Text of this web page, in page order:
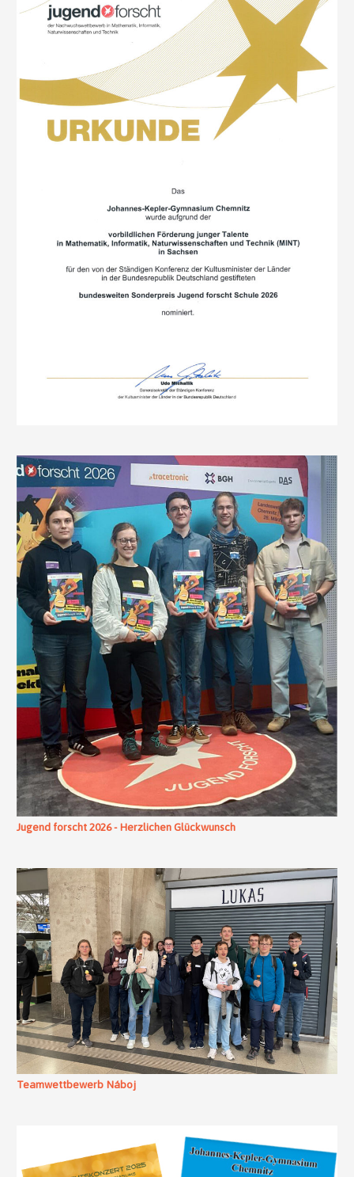
Jugend forscht 2026 - Herzlichen Glückwunsch
Teamwettbewerb Náboj